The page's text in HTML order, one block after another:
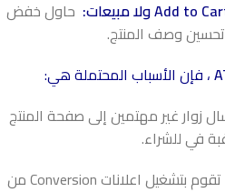
حاول خفض
وصف المنتج.
، فإن الأسباب المحتملة هي:
زوار غير مهتمين إلى صفحة المنتج
في للشراء.
* جودة الترافيك سيئة (إذا كنت تقوم بتشغيل اعلانات Conversion من